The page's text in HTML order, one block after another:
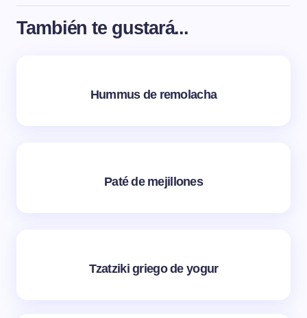
También te gustará...
Hummus de remolacha
Paté de mejillones
Tzatziki griego de yogur